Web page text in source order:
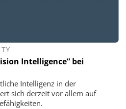
Intelligence“ bei
Intelligenz in der
sich derzeit vor allem auf